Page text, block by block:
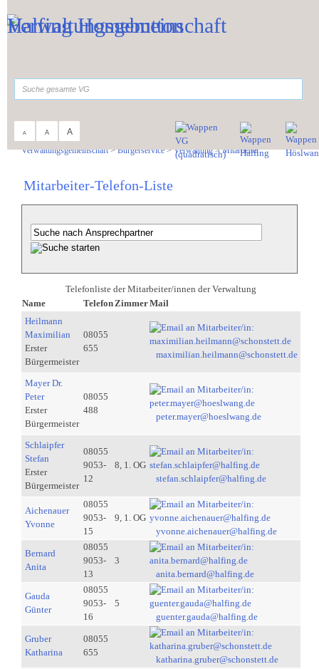
A A A
Verwaltungsgemeinschaft>Bürgerservice>Verwaltung>Mitarbeiter
Mitarbeiter-Telefon-Liste
Telefonliste der Mitarbeiter/innen der Verwaltung
Name
Telefon ZimmerMail
Heilmann
Maximilian
Erster
Bürgermeister
08055
655
maximilian.heilmann@schonstett.de
Mayer Dr.
Peter
Erster
Bürgermeister
08055
488
peter.mayer@hoeslwang.de
Schlaipfer
Stefan
Erster
Bürgermeister
08055
9053-
12
8, 1. OG
stefan.schlaipfer@halfing.de
Aichenauer
Yvonne
08055
9053-
15
9, 1. OG
yvonne.aichenauer@halfing.de
Bernard
Anita
08055
9053-
13
3
anita.bernard@halfing.de
Gauda
Günter
08055
9053-
16
5
guenter.gauda@halfing.de
Gruber
Katharina
08055
655
katharina.gruber@schonstett.de